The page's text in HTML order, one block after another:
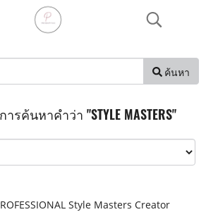
ค้นหา
รค้นหาคำว่า "STYLE MASTERS"
Style Masters Creator